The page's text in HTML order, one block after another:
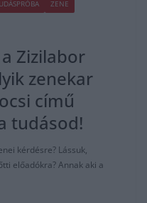
ZENE
Zizilabor
zenekar
című
tudásod!
kérdésre? Lássuk,
előadókra? Annak aki a